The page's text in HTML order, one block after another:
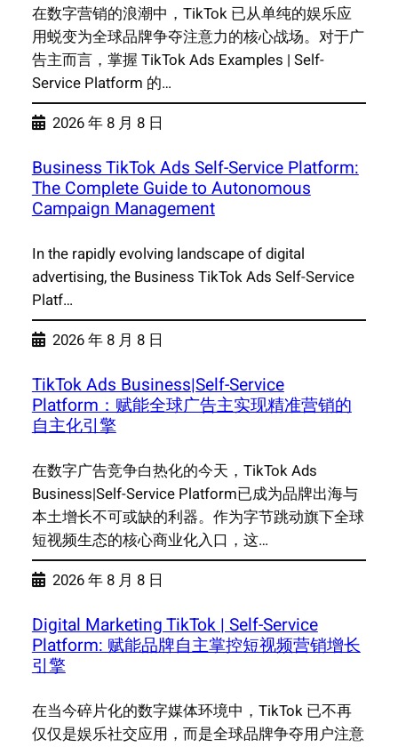
在数字营销的浪潮中，TikTok 已从单纯的娱乐应
用蜕变为全球品牌争夺注意力的核心战场。对于广
告主而言，掌握 TikTok Ads Examples | Self-
Service Platform 的…
2026 年 8 月 8 日
Business TikTok Ads Self-Service Platform:
The Complete Guide to Autonomous
Campaign Management
In the rapidly evolving landscape of digital
advertising, the Business TikTok Ads Self-Service
Platf…
2026 年 8 月 8 日
TikTok Ads Business|Self-Service
Platform：赋能全球广告主实现精准营销的
自主化引擎
在数字广告竞争白热化的今天，TikTok Ads
Business|Self-Service Platform已成为品牌出海与
本土增长不可或缺的利器。作为字节跳动旗下全球
短视频生态的核心商业化入口，这…
2026 年 8 月 8 日
Digital Marketing TikTok | Self-Service
Platform: 赋能品牌自主掌控短视频营销增长
引擎
在当今碎片化的数字媒体环境中，TikTok 已不再
仅仅是娱乐社交应用，而是全球品牌争夺用户注意